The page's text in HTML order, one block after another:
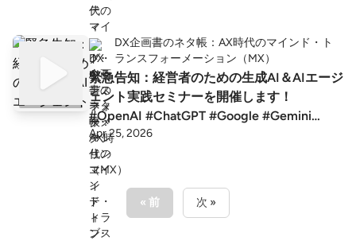
DX企画書のネタ帳：AX時代のマインド・ト
ランスフォーメーション（MX）
緊急告知：経営者のための生成AI＆AIエージ
ェント実践セミナーを開催します！
#OpenAI #ChatGPT #Google #Gemini
#Anthropic #claude
Apr 25, 2026
« 前 次 »